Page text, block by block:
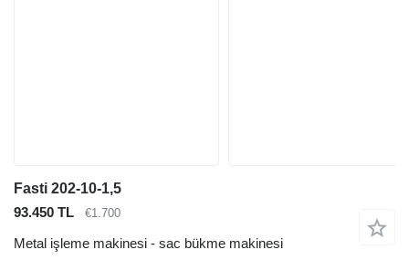
Fasti 202-10-1,5
93.450 TL
€1.700
Metal işleme makinesi - sac bükme makinesi